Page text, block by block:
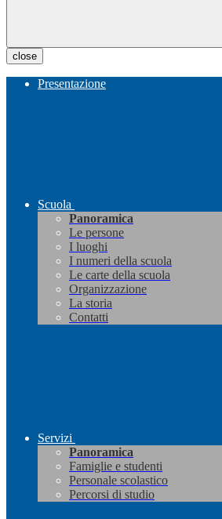
close
Presentazione
Scuola
Panoramica
Le persone
I luoghi
I numeri della scuola
Le carte della scuola
Organizzazione
La storia
Contatti
Servizi
Panoramica
Famiglie e studenti
Personale scolastico
Percorsi di studio